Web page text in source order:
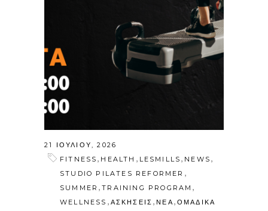
21 ΙΟΥΛΊΟΥ, 2026
FITNESS , HEALTH , LESMILLS , NEWS ,
STUDIO PILATES REFORMER ,
SUMMER ,TRAINING PROGRAM ,
WELLNESS , ΑΣΚΗΣΕΙΣ ,ΝΕΑ , ΟΜΑΔΙΚΑ